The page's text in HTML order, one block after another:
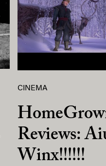
CINEMA
Reviews:
Winx!!!!!!